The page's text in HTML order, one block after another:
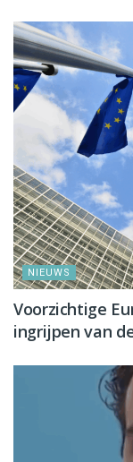
NIEUWS
Voorzichtige
ingrijpen van